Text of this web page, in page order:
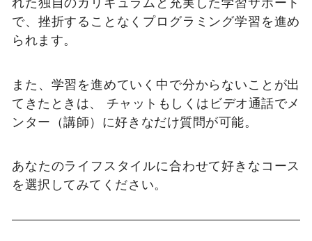
で、挫折することなくプログラミング学習を進め
られます。
また、学習を進めていく中で分からないことが出
てきたときは、 チャットもしくはビデオ通話でメ
ンター（講師）に好きなだけ質問が可能。
あなたのライフスタイルに合わせて好きなコース
を選択してみてください。